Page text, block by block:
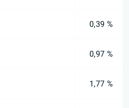
0,39 %
0,97 %
1,77 %